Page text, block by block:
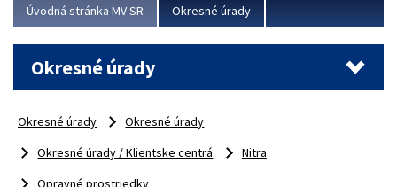
Viac
Úvodná stránka MV SR Okresné úrady
Okresné úrady
Okresné úrady
Okresné úrady
Okresné úrady / Klientske centrá
Nitra
Opravné prostriedky